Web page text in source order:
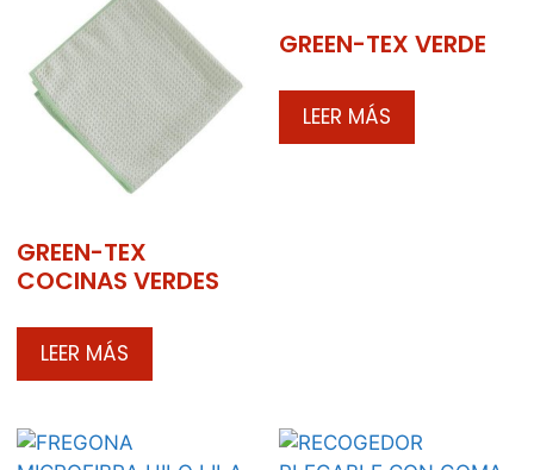
GREEN-TEX
COCINAS VERDES
LEER MÁS
GREEN-TEX VERDE
LEER MÁS